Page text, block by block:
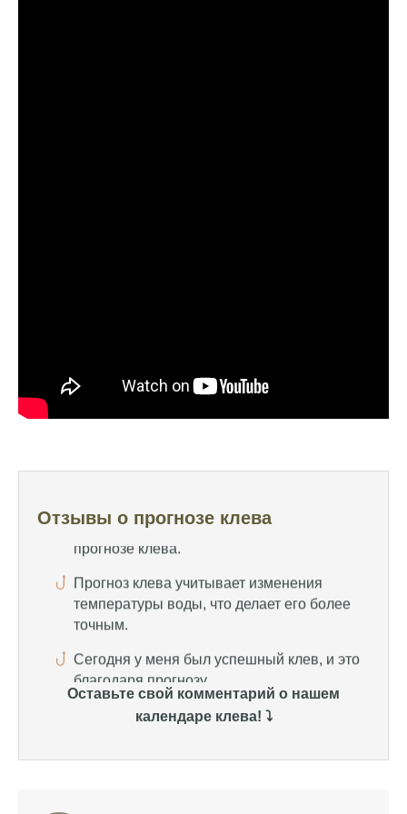
Отзывы о прогнозе клева
клева на ближайшие сутки.
Узнайте, какие факторы влияют на
температуры воды, что делает его более
благодаря прогнозу.
Прогноз клева на сайте всегда актуален и
помогает мне выбирать лучшие дни для
рыбалки в Москве и области.
Я скачал приложение и теперь всегда
знаю, когда клюет рыба.
Рыболовный клуб для любителей активной
Оставьте свой комментарий о нашем
календаре клева! ⤵️